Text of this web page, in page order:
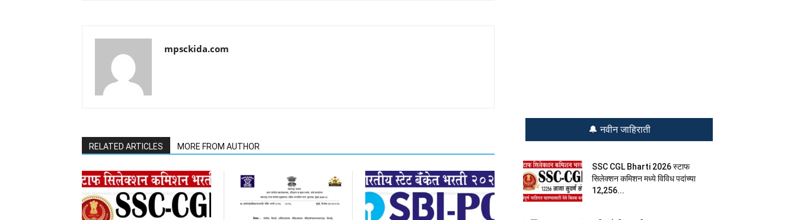
mpsckida.com
RELATED ARTICLES MORE FROM AUTHOR
🔔 नवीन जाहिराती
SSC CGL Bharti 2026 स्टाफ
सिलेक्शन कमिशन मध्ये विविध पदांच्या
12,256...